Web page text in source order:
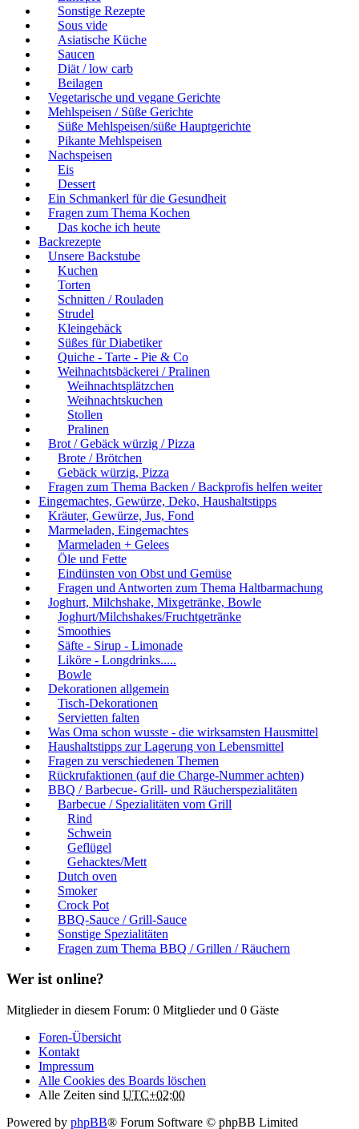
Sonstige Rezepte
Sous vide
Asiatische Küche
Saucen
Diät / low carb
Beilagen
Vegetarische und vegane Gerichte
Mehlspeisen / Süße Gerichte
Süße Mehlspeisen/süße Hauptgerichte
Pikante Mehlspeisen
Nachspeisen
Eis
Dessert
Ein Schmankerl für die Gesundheit
Fragen zum Thema Kochen
Das koche ich heute
Backrezepte
Unsere Backstube
Kuchen
Torten
Schnitten / Rouladen
Strudel
Kleingebäck
Süßes für Diabetiker
Quiche - Tarte - Pie & Co
Weihnachtsbäckerei / Pralinen
Weihnachtsplätzchen
Weihnachtskuchen
Stollen
Pralinen
Brot / Gebäck würzig / Pizza
Brote / Brötchen
Gebäck würzig, Pizza
Fragen zum Thema Backen / Backprofis helfen weiter
Eingemachtes, Gewürze, Deko, Haushaltstipps
Kräuter, Gewürze, Jus, Fond
Marmeladen, Eingemachtes
Marmeladen + Gelees
Öle und Fette
Eindünsten von Obst und Gemüse
Fragen und Antworten zum Thema Haltbarmachung
Joghurt, Milchshake, Mixgetränke, Bowle
Joghurt/Milchshakes/Fruchtgetränke
Smoothies
Säfte - Sirup - Limonade
Liköre - Longdrinks.....
Bowle
Dekorationen allgemein
Tisch-Dekorationen
Servietten falten
Was Oma schon wusste - die wirksamsten Hausmittel
Haushaltstipps zur Lagerung von Lebensmittel
Fragen zu verschiedenen Themen
Rückrufaktionen (auf die Charge-Nummer achten)
BBQ / Barbecue- Grill- und Räucherspezialitäten
Barbecue / Spezialitäten vom Grill
Rind
Schwein
Geflügel
Gehacktes/Mett
Dutch oven
Smoker
Crock Pot
BBQ-Sauce / Grill-Sauce
Sonstige Spezialitäten
Fragen zum Thema BBQ / Grillen / Räuchern
Wer ist online?
Mitglieder in diesem Forum: 0 Mitglieder und 0 Gäste
Foren-Übersicht
Kontakt
Impressum
Alle Cookies des Boards löschen
Alle Zeiten sind UTC+02:00
Powered by phpBB® Forum Software © phpBB Limited